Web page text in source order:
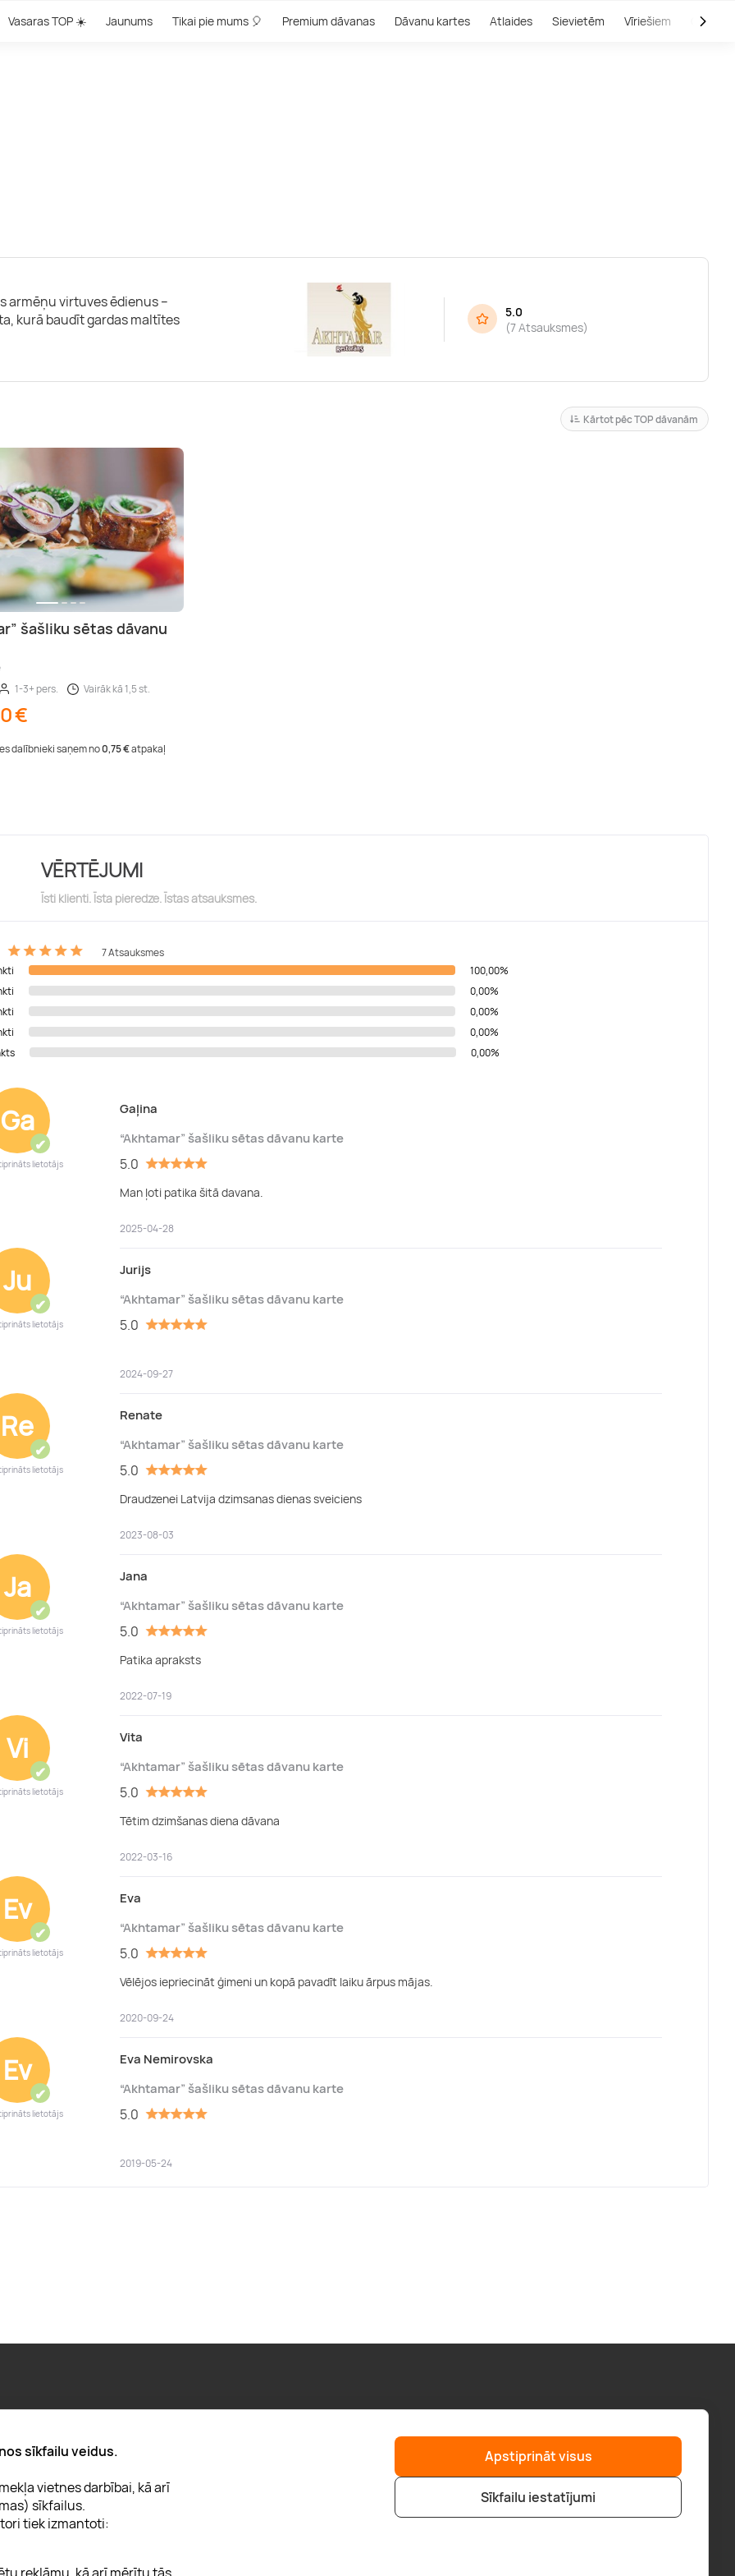
sīkfailu veidus.
vietnes darbībai, kā arī
sīkfailus.
tiek izmantoti:
Apstiprināt visus
Sīkfailu iestatījumi
Vasaras TOP ☀️ Jaunums Tikai pie mums 🎈 Premium dāvanas Dāvanu kartes Atlaides Sievietēm Vīriešiem Outlet
armēņu virtuves ēdienus –
kurā baudīt gardas maltītes
5.0
(7 Atsauksmes)
Kārtot pēc TOP dāvanām
šašliku sētas dāvanu
1-3+ pers. Vairāk kā 1,5 st.
€
dalībnieki saņem no0,75 €atpakaļ
VĒRTĒJUMI
Īsti klienti. Īsta pieredze. Īstas atsauksmes.
7 Atsauksmes
100,00%
0,00%
0,00%
0,00%
0,00%
Ga
✔
lietotājs
Gaļina
“Akhtamar” šašliku sētas dāvanu karte
5.0
Man ļoti patika šitā davana.
2025-04-28
Ju
✔
lietotājs
Jurijs
“Akhtamar” šašliku sētas dāvanu karte
5.0
2024-09-27
Re
✔
lietotājs
Renate
“Akhtamar” šašliku sētas dāvanu karte
5.0
Draudzenei Latvija dzimsanas dienas sveiciens
2023-08-03
Ja
✔
lietotājs
Jana
“Akhtamar” šašliku sētas dāvanu karte
5.0
Patika apraksts
2022-07-19
Vi
✔
lietotājs
Vita
“Akhtamar” šašliku sētas dāvanu karte
5.0
Tētim dzimšanas diena dāvana
2022-03-16
Ev
✔
lietotājs
Eva
“Akhtamar” šašliku sētas dāvanu karte
5.0
Vēlējos iepriecināt ģimeni un kopā pavadīt laiku ārpus mājas.
2020-09-24
Ev
✔
lietotājs
Eva Nemirovska
“Akhtamar” šašliku sētas dāvanu karte
5.0
2019-05-24
Par "Lieliska dāvana" Palīdzība
Piegāde
Pirkt veikalā
“GERA DOVANA” GRUPA
geradovana.lt
bookitnow.lt